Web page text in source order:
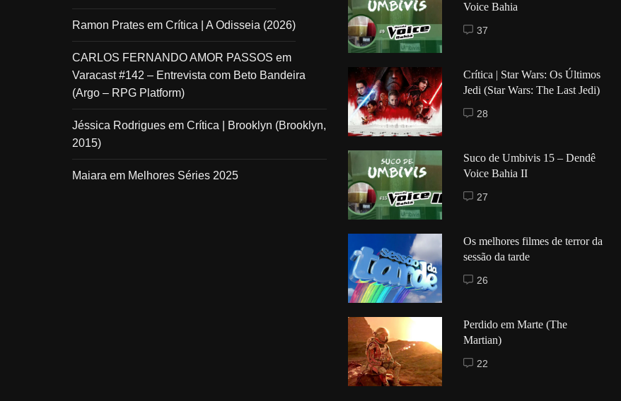
Ramon Prates em Crítica | A Odisseia (2026)
CARLOS FERNANDO AMOR PASSOS em
Varacast #142 – Entrevista com Beto Bandeira
(Argo – RPG Platform)
Jéssica Rodrigues em Crítica | Brooklyn (Brooklyn,
2015)
Maiara em Melhores Séries 2025
Voice Bahia
37
Crítica | Star Wars: Os Últimos
Jedi (Star Wars: The Last Jedi)
28
Suco de Umbivis 15 – Dendê
Voice Bahia II
27
Os melhores filmes de terror da
sessão da tarde
26
Perdido em Marte (The
Martian)
22